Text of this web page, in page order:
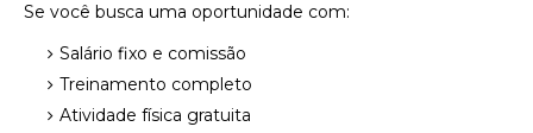
Se você busca uma oportunidade com:
Salário fixo e comissão
Treinamento completo
Atividade física gratuita